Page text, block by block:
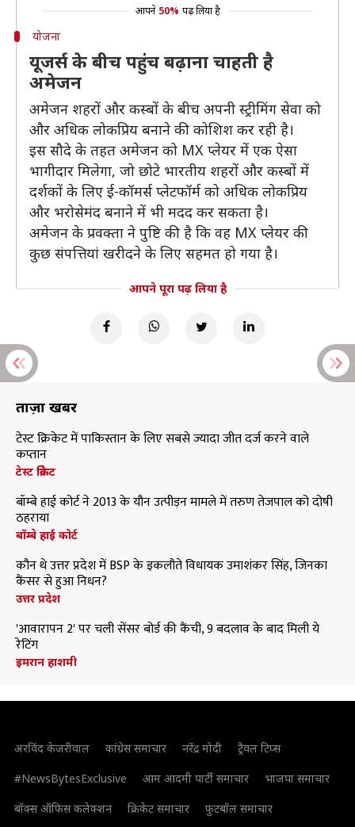
आपने 50% पढ़ लिया है
योजना
यूजर्स के बीच पहुंच बढ़ाना चाहती है
अमेजन
अमेजन शहरों और कस्बों के बीच अपनी स्ट्रीमिंग सेवा को
और अधिक लोकप्रिय बनाने की कोशिश कर रही है।
इस सौदे के तहत अमेजन को MX प्लेयर में एक ऐसा
भागीदार मिलेगा, जो छोटे भारतीय शहरों और कस्बों में
दर्शकों के लिए ई-कॉमर्स प्लेटफॉर्म को अधिक लोकप्रिय
और भरोसेमंद बनाने में भी मदद कर सकता है।
अमेजन के प्रवक्ता ने पुष्टि की है कि वह MX प्लेयर की
कुछ संपत्तियां खरीदने के लिए सहमत हो गया है।
आपने पूरा पढ़ लिया है
ताज़ा खबरें
टेस्ट क्रिकेट में पाकिस्तान के लिए सबसे ज्यादा जीत दर्ज करने वाले
कप्तान
टेस्ट क्रिकेट
बॉम्बे हाई कोर्ट ने 2013 के यौन उत्पीड़न मामले में तरुण तेजपाल को दोषी
ठहराया
बॉम्बे हाई कोर्ट
कौन थे उत्तर प्रदेश में BSP के इकलौते विधायक उमाशंकर सिंह, जिनका
कैंसर से हुआ निधन?
उत्तर प्रदेश
'आवारापन 2' पर चली सेंसर बोर्ड की कैंची, 9 बदलाव के बाद मिली ये
रेटिंग
इमरान हाशमी
अरविंद केजरीवाल कांग्रेस समाचार नरेंद्र मोदी
ट्रैवल टिप्स
#NewsBytesExclusive
आम आदमी पार्टी समाचार
भाजपा समाचार
बॉक्स ऑफिस कलेक्शन
क्रिकेट समाचार फुटबॉल समाचार